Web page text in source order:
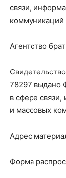
связи,
коммуникаций
Агентство
78297 выдано
в сфере
и массовых
Адрес
Форма